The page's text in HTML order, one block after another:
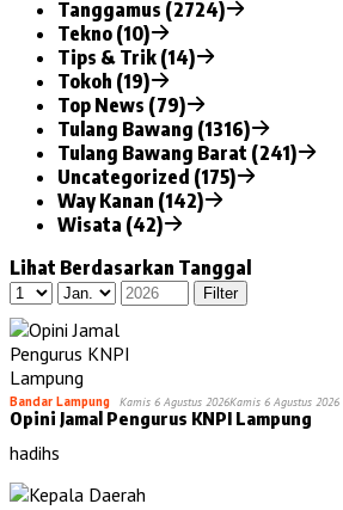
Tanggamus (2724)
Tekno (10)
Tips & Trik (14)
Tokoh (19)
Top News (79)
Tulang Bawang (1316)
Tulang Bawang Barat (241)
Uncategorized (175)
Way Kanan (142)
Wisata (42)
Lihat Berdasarkan Tanggal
Bandar Lampung Kamis 6 Agustus 2026Kamis 6 Agustus 2026
Opini Jamal Pengurus KNPI Lampung
hadihs